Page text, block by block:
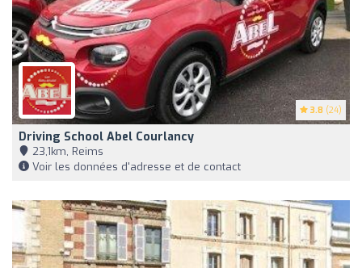
3.8 (24)
Driving School Abel Courlancy
23,1km, Reims
Voir les données d'adresse et de contact